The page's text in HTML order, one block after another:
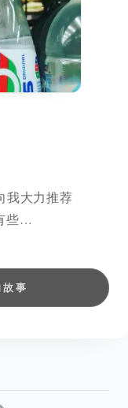
我大力推荐
些…
事